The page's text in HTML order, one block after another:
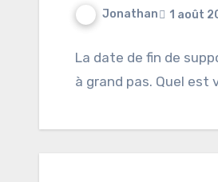
Jonathan 1 août
La date de fin de
à grand pas. Quel est